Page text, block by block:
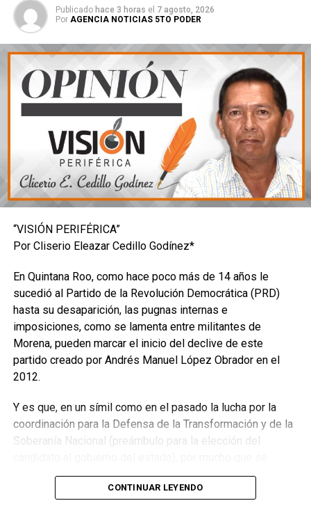
Publicado hace 3 horas el 7 agosto, 2026
Por AGENCIA NOTICIAS 5TO PODER
“VISIÓN PERIFÉRICA”
Por Cliserio Eleazar Cedillo Godínez*
En Quintana Roo, como hace poco más de 14 años le
sucedió al Partido de la Revolución Democrática (PRD)
hasta su desaparición, las pugnas internas e
imposiciones, como se lamenta entre militantes de
Morena, pueden marcar el inicio del declive de este
partido creado por Andrés Manuel López Obrador en el
2012.
Y es que, en un símil como en el pasado la lucha por la
coordinación para la Defensa de la Transformación y de la
Soberanía Nacional (preámbulo para la elección del
disimule es visible la molestia y preocupación de quienes
compiten por dicha distinción y que se sienten blanco de
CONTINUAR LEYENDO